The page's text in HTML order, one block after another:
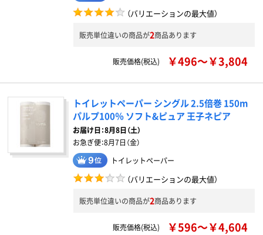
（バリエーションの最大値）
販売単位違いの商品が2商品あります
販売価格(税込) ￥496～￥3,804
トイレットペーパー シングル 2.5倍巻 150m
パルプ100％ ソフト&ピュア 王子ネピア
お届け日：8月8日（土）
お急ぎ便：8月7日（金）
トイレットペーパー
（バリエーションの最大値）
販売単位違いの商品が2商品あります
販売価格(税込) ￥596～￥4,604